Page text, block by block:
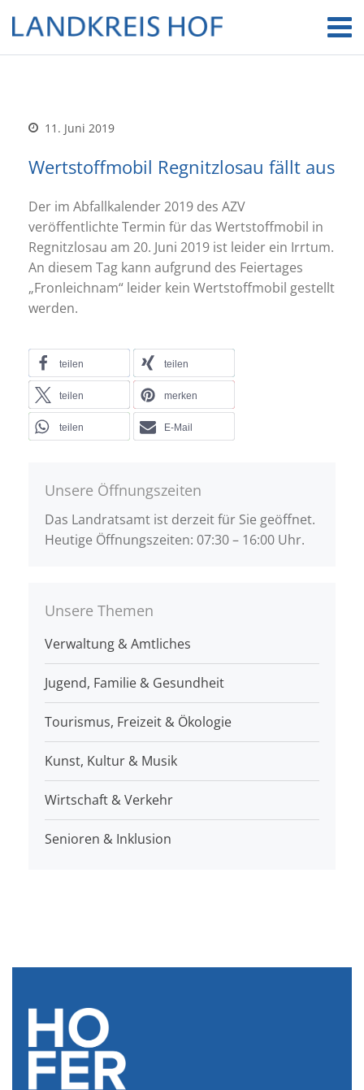
11. Juni 2019
Wertstoffmobil Regnitzlosau fällt aus
Der im Abfallkalender 2019 des AZV
veröffentlichte Termin für das Wertstoffmobil in
Regnitzlosau am 20. Juni 2019 ist leider ein Irrtum.
An diesem Tag kann aufgrund des Feiertages
„Fronleichnam“ leider kein Wertstoffmobil gestellt
werden.
teilen teilen
teilen merken
teilen E-Mail
Unsere Öffnungszeiten
Das Landratsamt ist derzeit für Sie geöffnet.
Heutige Öffnungszeiten: 07:30 – 16:00 Uhr.
Unsere Themen
Verwaltung & Amtliches
Jugend, Familie & Gesundheit
Tourismus, Freizeit & Ökologie
Kunst, Kultur & Musik
Wirtschaft & Verkehr
Senioren & Inklusion